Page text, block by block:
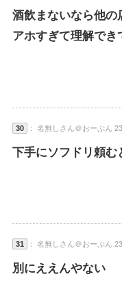
酒飲まないなら他の
アホすぎて理解でき
30 ： 名無しさん＠おーぷん
下手にソフドリ頼む
31 ： 名無しさん＠おーぷん
別にええんやない